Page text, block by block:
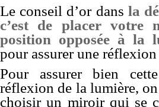
Le conseil d’or dans la
c’est de placer votre
position opposée à la
pour assurer une
Pour assurer bien
réflexion de la lumière,
choisir un miroir qui se